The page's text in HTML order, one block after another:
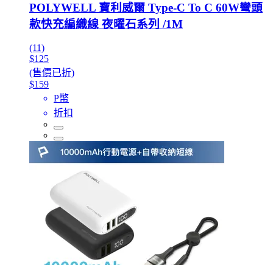
POLYWELL 寶利威爾 Type-C To C 60W彎頭
款快充編織線 夜曜石系列 /1M
(11)
$125
(售價已折)
$159
P幣
折扣